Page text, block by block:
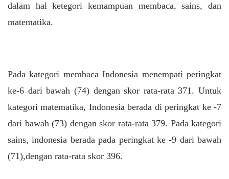
dalam hal ketegori kemampuan membaca, sains, dan
matematika.
Pada kategori membaca Indonesia menempati peringkat
ke-6 dari bawah (74) dengan skor rata-rata 371. Untuk
kategori matematika, Indonesia berada di peringkat ke -7
dari bawah (73) dengan skor rata-rata 379. Pada kategori
sains, indonesia berada pada peringkat ke -9 dari bawah
(71),dengan rata-rata skor 396.